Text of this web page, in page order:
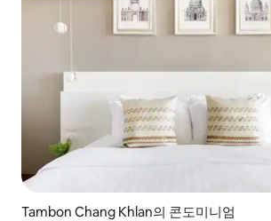
Tambon Chang Khlan의 콘도미니엄